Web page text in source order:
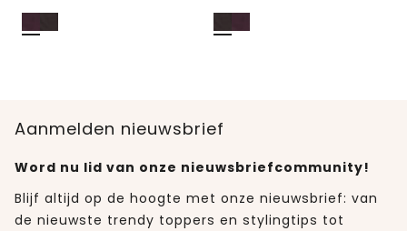
Aanmelden nieuwsbrief
Word nu lid van onze nieuwsbriefcommunity!
Blijf altijd op de hoogte met onze nieuwsbrief: van
de nieuwste trendy toppers en stylingtips tot